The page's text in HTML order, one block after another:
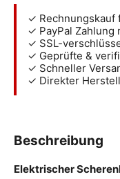
✓ Rechnungskauf
✓ PayPal Zahlung
✓ SSL-
✓ Geprüfte &
✓ Schneller
✓ Direkter
Beschreibung
Elektrischer